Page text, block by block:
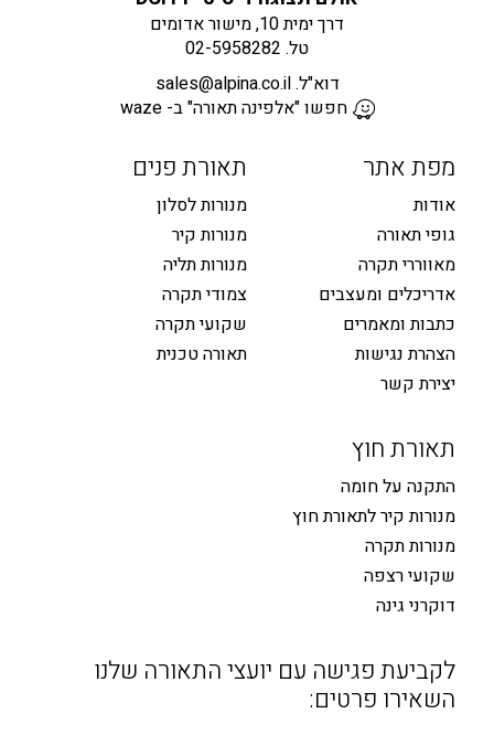
דרך ימית 10, מישור אדומים
טל. 02-5958282
דוא"ל.sales@alpina.co.il
חפשו "אלפינה תאורה" ב- waze
מפת אתר
אודות
גופי תאורה
מאווררי תקרה
אדריכלים ומעצבים
כתבות ומאמרים
הצהרת נגישות
יצירת קשר
תאורת פנים
מנורות לסלון
מנורות קיר
מנורות תליה
צמודי תקרה
שקועי תקרה
תאורה טכנית
תאורת חוץ
התקנה על חומה
מנורות קיר לתאורת חוץ
מנורות תקרה
שקועי רצפה
דוקרני גינה
לקביעת פגישה עם יועצי התאורה שלנו
השאירו פרטים: